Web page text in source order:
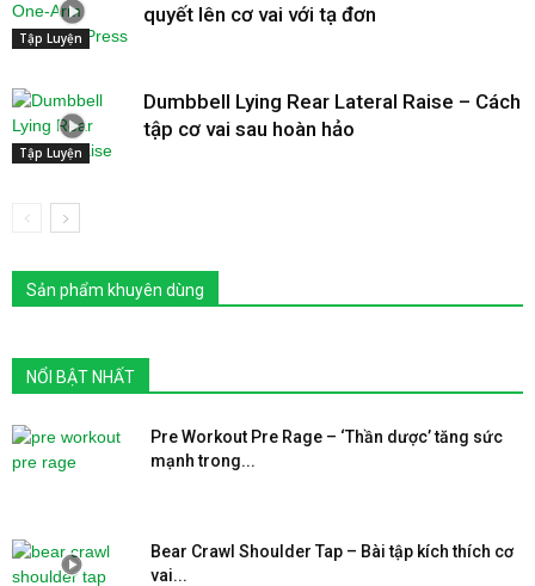
Tập Luyện
quyết lên cơ vai với tạ đơn
Tập Luyện
Dumbbell Lying Rear Lateral Raise – Cách
tập cơ vai sau hoàn hảo
Sản phẩm khuyên dùng
NỔI BẬT NHẤT
Pre Workout Pre Rage – ‘Thần dược’ tăng sức
mạnh trong...
Bear Crawl Shoulder Tap – Bài tập kích thích cơ
vai...